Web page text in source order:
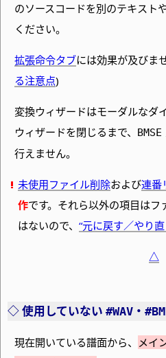
のソースコードを別のテキスト
ください。
拡張命令タブには効果が及びませ
る注意点)
変換ウィザードはモーダルなダ
ウィザードを閉じるまで、
BMSE
行えません。
未使用ファイル削除および連番
作です。それら以外の項目は
はないので、“元に戻す／やり直
△
使用していない #WAV ・
現在開いている譜面から、 メイ